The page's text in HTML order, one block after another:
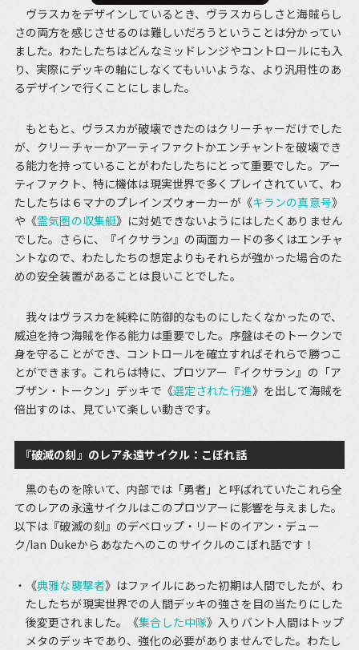
ヴラスカをデザインしているとき、ヴラスカらしさと海賊らし
さの両方を感じさせるのは難しいだろうということは分かってい
ました。わたしたちはどんなミッドレンジやコントロールにも入
り、実際にデッキの軸にしなくてもいいような、より汎用性のあ
るデザインで行くことにしました。
もともと、ヴラスカが破壊できたのはクリーチャーだけでした
が、クリーチャーかアーティファクトかエンチャントを破壊でき
る能力を持っていることがわたしたちにとって重要でした。アー
ティファクト、特に機体は現実世界で多くプレイされていて、わ
たしたちは６マナのプレインズウォーカーが《キランの真意号》
や《霊気圏の収集艇》に対処できないようにはしたくありません
でした。さらに、『イクサラン』の両面カードの多くはエンチャ
ントなので、わたしたちの想定よりもそれらが強かった場合のた
めの安全装置があることは良いことでした。
我々はヴラスカを純粋に防御的なものにしたくなかったので、
威迫を持つ海賊を作る能力は重要でした。序盤はそのトークンで
身を守ることができ、コントロールを確立すればそれらで勝つこ
とができます。これらは特に、プロツアー『イクサラン』の「ア
ブザン・トークン」デッキで《選定された行進》を出して海賊を
倍出すのは、見ていて楽しい動きです。
『破滅の刻』のレア永遠サイクル：こぼれ話
黒のものを除いて、内部では「勇者」と呼ばれていたこれら全
てのレアの永遠サイクルはこのプロツアーに影響を与えました。
以下は『破滅の刻』のデベロップ・リードのイアン・デュー
ク/Ian Dukeからあなたへのこのサイクルのこぼれ話です！
《典雅な襲撃者》はファイルにあった初期は人間でしたが、わ
たしたちが現実世界での人間デッキの強さを目の当たりにした
後変更されました。《集合した中隊》入りバント人間はトップ
メタのデッキであり、強化の必要がありませんでした。わたし